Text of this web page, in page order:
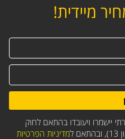
מיידית!
יישמרו ויעובדו בהתאם לחוק
מדיניות הפרטיות